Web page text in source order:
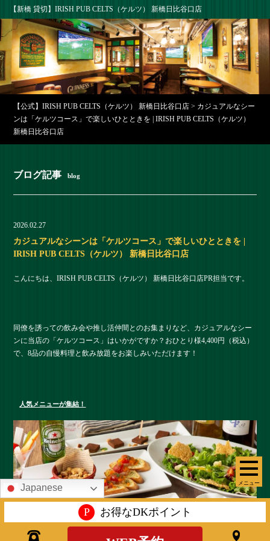
【新橋 貸切】IRISH PUB CELTS（ケルツ） 新橋日比谷口店
メニュー
【公式】IRISH PUB CELTS（ケルツ） 新橋日比谷口店 > カジュアルなシー
ンは「ケルツコース」で楽しいひとときを | IRISH PUB CELTS（ケルツ）
新橋日比谷口店
ブログ記事 blog
2026.02.27
カジュアルなシーンは「ケルツコース」で楽しいひとときを |
IRISH PUB CELTS（ケルツ） 新橋日比谷口店
こんにちは、IRISH PUB CELTS（ケルツ） 新橋日比谷口店PR担当です。
同僚を誘っての飲み会や推し活仲間とのお集まりなど、カジュアルなシー
ンに当店の「ケルツコース」はいかがですか？おひとり様4,400円（税込）
で、8品の自慢料理と飲み放題をお楽しみいただけます！
人気メニューが集結！
Japanese
P お得なDKポイント